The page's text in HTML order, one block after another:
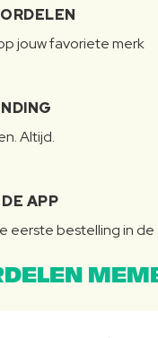
jouw favoriete merk
Altijd.
APP
eerste bestelling in de